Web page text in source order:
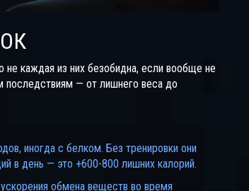
не каждая из них безобидна, если вообще не
последствиям — от лишнего веса до
иногда с белком. Без тренировки они
в день — это +600-800 лишних калорий.
обмена веществ во время